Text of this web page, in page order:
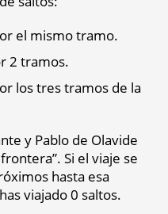
el mismo tramo.
2 tramos.
los tres tramos de la
y Pablo de Olavide
Si el viaje se
hasta esa
viajado 0 saltos.